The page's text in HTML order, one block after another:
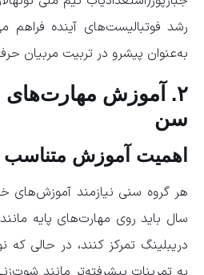
رشد فوتبالیست‌های آینده
به‌عنوان پیشرو در تربیت مربیان
۲. آموزش مهارت‌های
سن
اهمیت آموزش
سال باید روی مهارت‌های پایه